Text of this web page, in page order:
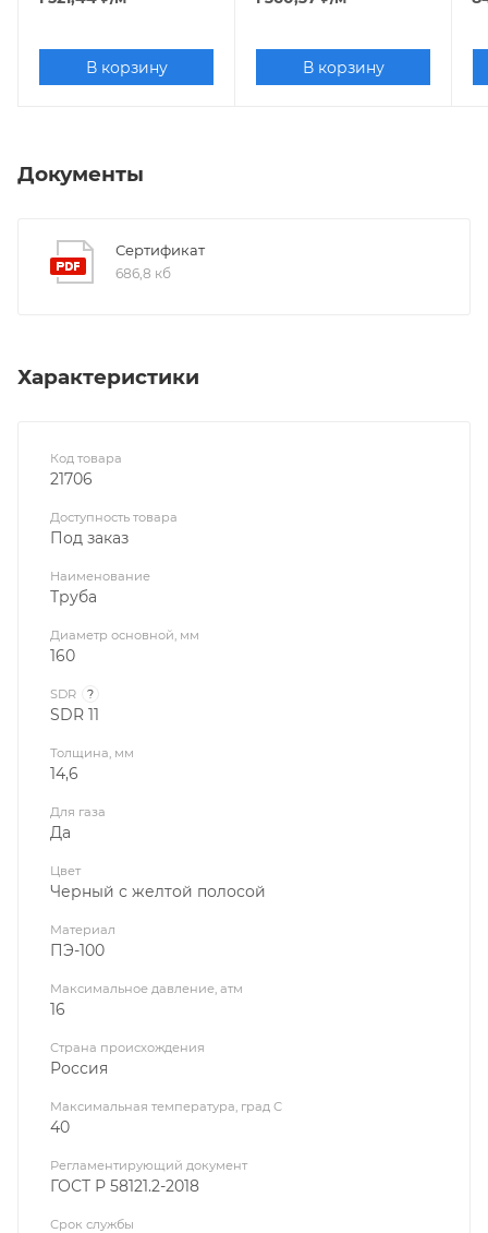
В корзину В корзину
Документы
Сертификат
686,8 кб
Характеристики
Код товара
21706
Доступность товара
Под заказ
Наименование
Труба
Диаметр основной, мм
160
SDR ?
SDR 11
Толщина, мм
14,6
Для газа
Да
Цвет
Черный с желтой полосой
Материал
ПЭ-100
Максимальное давление, атм
16
Страна происхождения
Россия
Максимальная температура, град С
40
Регламентирующий документ
ГОСТ Р 58121.2-2018
Срок службы